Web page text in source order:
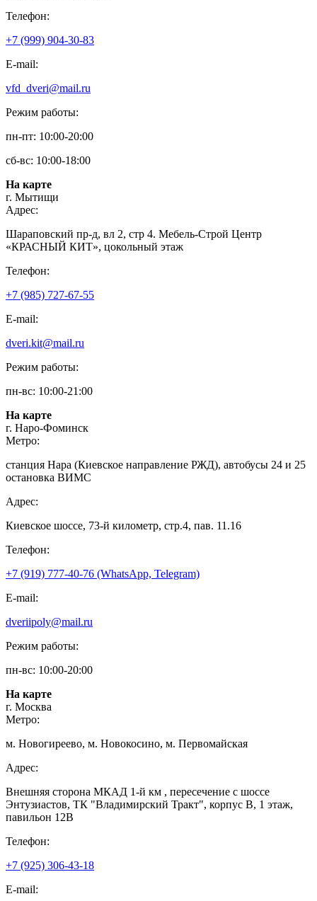
Телефон:
+7 (999) 904-30-83
E-mail:
vfd_dveri@mail.ru
Режим работы:
пн-пт: 10:00-20:00
сб-вс: 10:00-18:00
На карте
г. Мытищи
Адрес:
Шараповский пр-д, вл 2, стр 4. Мебель-Строй Центр
«КРАСНЫЙ КИТ», цокольный этаж
Телефон:
+7 (985) 727-67-55
E-mail:
dveri.kit@mail.ru
Режим работы:
пн-вс: 10:00-21:00
На карте
г. Наро-Фоминск
Метро:
станция Нара (Киевское направление РЖД), автобусы 24 и 25
остановка ВИМС
Адрес:
Киевское шоссе, 73-й километр, стр.4, пав. 11.16
Телефон:
+7 (919) 777-40-76 (WhatsApp, Telegram)
E-mail:
dveriipoly@mail.ru
Режим работы:
пн-вс: 10:00-20:00
На карте
г. Москва
Метро:
м. Новогиреево, м. Новокосино, м. Первомайская
Адрес:
Внешняя сторона МКАД 1-й км , пересечение с шоссе
Энтузиастов, ТК "Владимирский Тракт", корпус В, 1 этаж,
павильон 12В
Телефон:
+7 (925) 306-43-18
E-mail: